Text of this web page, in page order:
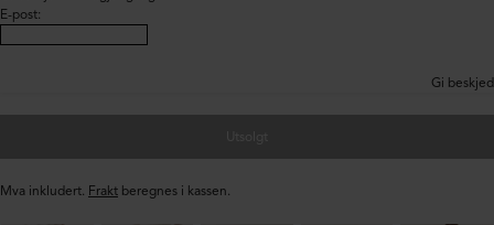
E-post:
Gi beskjed
Mva inkludert. Frakt beregnes i kassen.